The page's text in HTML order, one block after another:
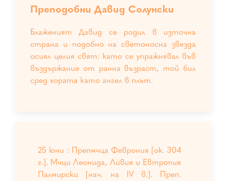
Преподобни Давид Солунски
Блаженият Давид се родил в източна
страна и подобно на светоносна звезда
осиял целия свят: като се упражнявал във
въздържание от ранна възраст, той бил
сред хората като ангел в плът.
25 юни : Препмчца Феврония [ок. 304
г.]. Мчци Леонида, Ливия и Евтропия
Палмирски [нач. на IV в.]. Преп.